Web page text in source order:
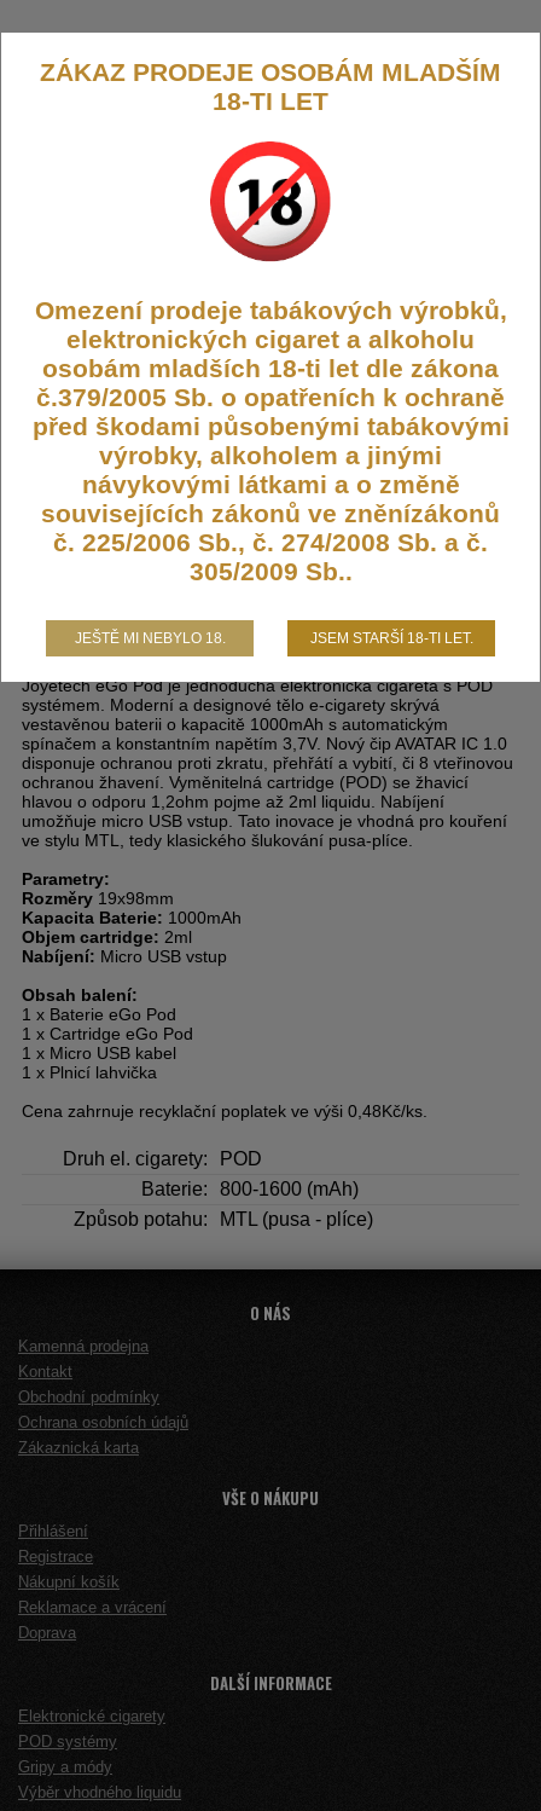
Joyetech
CIG-EGOAIO-EGO-POD-RW
Počet ks:
53 ks
300,- KČ
DO KOŠÍKU
Joyetech eGo Pod elektronická
cigareta 1000mAh Rainbow
Joyetech eGo Pod je jednoduchá elektronická cigareta s POD
systémem. Moderní a designové tělo e-cigarety skrývá
vestavěnou baterii o kapacitě 1000mAh s automatickým
spínačem a konstantním napětím 3,7V. Nový čip AVATAR IC 1.0
disponuje ochranou proti zkratu, přehřátí a vybití, či 8 vteřinovou
ochranou žhavení. Vyměnitelná cartridge (POD) se žhavicí
hlavou o odporu 1,2ohm pojme až 2ml liquidu. Nabíjení
umožňuje micro USB vstup. Tato inovace je vhodná pro kouření
ve stylu MTL, tedy klasického šlukování pusa-plíce.
Parametry:
Rozměry 19x98mm
Kapacita Baterie: 1000mAh
Objem cartridge: 2ml
Nabíjení: Micro USB vstup
Obsah balení:
1 x Baterie eGo Pod
1 x Cartridge eGo Pod
1 x Micro USB kabel
1 x Plnicí lahvička
Cena zahrnuje recyklační poplatek ve výši 0,48Kč/ks.
Druh el. cigarety:
POD
Baterie:
800-1600 (mAh)
Způsob potahu:
MTL (pusa - plíce)
O NÁS
Kamenná prodejna
Kontakt
Obchodní podmínky
Ochrana osobních údajů
Zákaznická karta
VŠE O NÁKUPU
Přihlášení
Registrace
Nákupní košík
Reklamace a vrácení
Doprava
DALŠÍ INFORMACE
Elektronické cigarety
POD systémy
Gripy a módy
Výběr vhodného liquidu
ZÁKAZ PRODEJE OSOBÁM MLADŠÍM
18-TI LET
Omezení prodeje tabákových výrobků,
elektronických cigaret a alkoholu
osobám mladších 18-ti let dle zákona
č.379/2005 Sb. o opatřeních k ochraně
před škodami působenými tabákovými
výrobky, alkoholem a jinými
návykovými látkami a o změně
souvisejících zákonů ve zněnízákonů
č. 225/2006 Sb., č. 274/2008 Sb. a č.
305/2009 Sb..
JEŠTĚ MI NEBYLO 18. JSEM STARŠÍ 18-TI LET.